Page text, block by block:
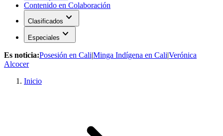
Contenido en Colaboración
Clasificados expand_more
Especiales expand_more
Es noticia:Posesión en Cali|Minga Indígena en Cali|Verónica
Alcocer
Inicio